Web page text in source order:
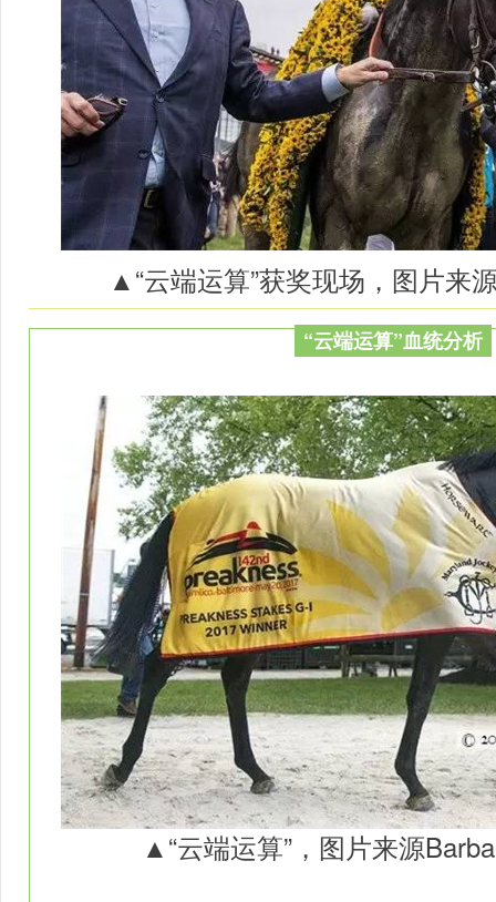
▲“云端运算”获奖现场，图片来
“云端运算”血统分析
▲“云端运算”，图片来源